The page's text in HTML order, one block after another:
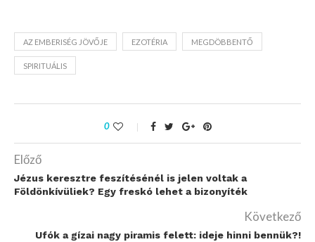
AZ EMBERISÉG JÖVŐJE EZOTÉRIA MEGDÖBBENTŐ
SPIRITUÁLIS
0
Előző
Jézus keresztre feszítésénél is jelen voltak a
Földönkívüliek? Egy freskó lehet a bizonyíték
Következő
Ufók a gízai nagy piramis felett: ideje hinni bennük?!